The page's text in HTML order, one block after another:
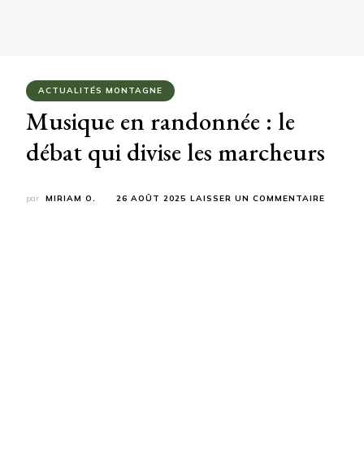
ACTUALITÉS MONTAGNE
Musique en randonnée : le
débat qui divise les marcheurs
par MIRIAM O. 26 AOÛT 2025 LAISSER UN COMMENTAIRE